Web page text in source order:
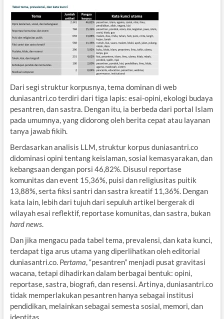
Dari segi struktur korpusnya, tema dominan di web
duniasantri.co terdiri dari tiga lapis: esai-opini, ekologi budaya
pesantren, dan sastra. Dengan itu, ia berbeda dari portal Islam
pada umumnya, yang didorong oleh berita cepat atau layanan
tanya jawab fikih.
Berdasarkan analisis LLM, struktur korpus duniasantri.co
didominasi opini tentang keislaman, sosial kemasyarakan, dan
kebangsaan dengan porsi 46,82%. Disusul reportase
komunitas dan event 15,36%, puisi dan religiusitas puitik
13,88%, serta fiksi santri dan sastra kreatif 11,36%. Dengan
kata lain, lebih dari tujuh dari sepuluh artikel bergerak di
wilayah esai reflektif, reportase komunitas, dan sastra, bukan
hard news.
Dan jika mengacu pada tabel tema, prevalensi, dan kata kunci,
terdapat tiga arus utama yang diperlihatkan oleh editorial
duniasantri.co. Pertama, “pesantren” menjadi pusat gravitasi
wacana, tetapi dihadirkan dalam berbagai bentuk: opini,
reportase, sastra, biografi, dan resensi. Artinya, duniasantri.co
tidak memperlakukan pesantren hanya sebagai institusi
pendidikan, melainkan sebagai semesta sosial, memori, dan
identitas.